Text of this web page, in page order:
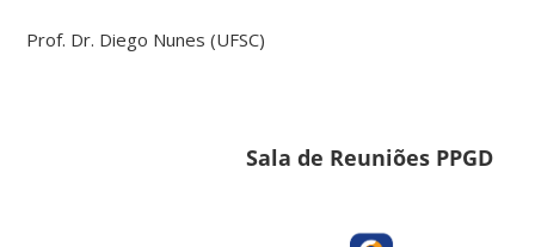
Prof. Dr. Diego Nunes (UFSC)
Sala de Reuniões PPGD